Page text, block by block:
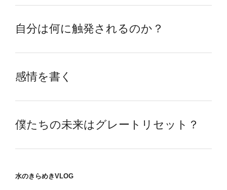
自分は何に触発されるのか？
感情を書く
僕たちの未来はグレートリセット？
水のきらめきVLOG